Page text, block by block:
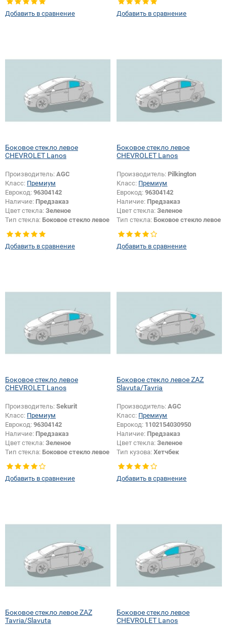
Добавить в сравнение Добавить в сравнение
Боковое стекло левое
CHEVROLET Lanos
Производитель: AGC
Класс: Премиум
Еврокод: 96304142
Наличие: Предзаказ
Цвет стекла: Зеленое
Тип стекла: Боковое стекло левое
Добавить в сравнение
Боковое стекло левое
CHEVROLET Lanos
Производитель: Pilkington
Класс: Премиум
Еврокод:96304142
Наличие: Предзаказ
Цвет стекла:Зеленое
Тип стекла: Боковое стекло левое
Добавить в сравнение
Боковое стекло левое
CHEVROLET Lanos
Производитель: Sekurit
Класс: Премиум
Еврокод: 96304142
Наличие: Предзаказ
Цвет стекла: Зеленое
Тип стекла: Боковое стекло левое
Добавить в сравнение
Боковое стекло левое ZAZ
Slavuta/Tavria
Производитель:AGC
Класс: Премиум
Еврокод: 1102154030950
Наличие: Предзаказ
Цвет стекла:Зеленое
Тип кузова:Хетчбек
Тип стекла:Боковое стекло левое
Добавить в сравнение
Боковое стекло левое ZAZ
Tavria/Slavuta
Боковое стекло левое
CHEVROLET Lanos